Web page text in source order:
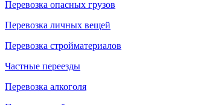
Перевозка опасных грузов
Перевозка личных вещей
Перевозка стройматериалов
Частные переезды
Перевозка алкоголя